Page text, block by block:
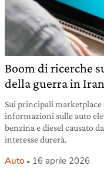
Boom di ricerche
della guerra in
Sui principali
informazioni sulle auto
benzina e diesel causato
interesse durerà.
Auto 16 aprile 2026